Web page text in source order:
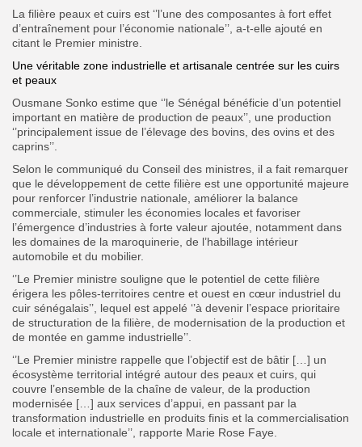
La filière peaux et cuirs est ‘’l’une des composantes à fort effet
d’entraînement pour l’économie nationale’’, a-t-elle ajouté en
citant le Premier ministre.
Une véritable zone industrielle et artisanale centrée sur les cuirs
et peaux
Ousmane Sonko estime que ‘’le Sénégal bénéficie d’un potentiel
important en matière de production de peaux’’, une production
‘’principalement issue de l’élevage des bovins, des ovins et des
caprins’’.
Selon le communiqué du Conseil des ministres, il a fait remarquer
que le développement de cette filière est une opportunité majeure
pour renforcer l’industrie nationale, améliorer la balance
commerciale, stimuler les économies locales et favoriser
l’émergence d’industries à forte valeur ajoutée, notamment dans
les domaines de la maroquinerie, de l’habillage intérieur
automobile et du mobilier.
‘’Le Premier ministre souligne que le potentiel de cette filière
érigera les pôles-territoires centre et ouest en cœur industriel du
cuir sénégalais’’, lequel est appelé ‘’à devenir l’espace prioritaire
de structuration de la filière, de modernisation de la production et
de montée en gamme industrielle’’.
‘’Le Premier ministre rappelle que l’objectif est de bâtir […] un
écosystème territorial intégré autour des peaux et cuirs, qui
couvre l’ensemble de la chaîne de valeur, de la production
modernisée […] aux services d’appui, en passant par la
transformation industrielle en produits finis et la commercialisation
locale et internationale’’, rapporte Marie Rose Faye.